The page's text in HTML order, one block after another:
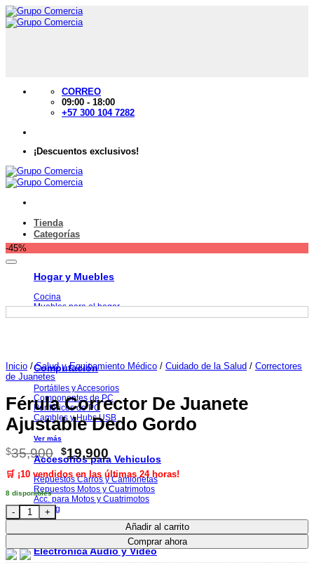
Saltar
al
contenido
CORREO
09:00 - 18:00
+57 300 104 7282
¡Descuentos exclusivos!
Tienda
Categorías
Hogar y Muebles
Cocina
Muebles para el hogar
Iluminación para el hogar
Computación
Portátiles y Accesorios
Componentes de PC
Periféricos de PC
Cambles y Hubs USB
Ver más
Accesorios para Vehiculos
Repuestos Carros y Camionetas
Repuestos Motos y Cuatrimotos
Acc. para Motos y Cuatrimotos
Tuning
Electrónica Audio y Video
-45%
Inicio / Salud y Equipamiento Médico / Cuidado de la Salud / Correctores
de Juanetes
Férula Corrector De Juanete
Ajustable Dedo Gordo
$35,900 El
precio
original
era:
$35,900.
$19,900El
precio
actual
es:
$19,900.
🛒 ¡10 vendidos en las últimas 24 horas!
8 disponibles
Férula Corrector De Juanete Ajustable Dedo Gordo cantidad
Añadir al carrito
Comprar ahora